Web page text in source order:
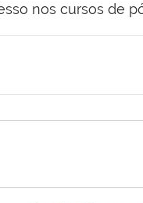
nos cursos de